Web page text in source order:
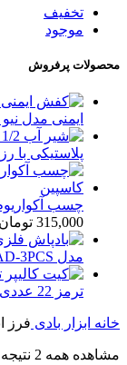
تخفیف
موجود
محصولات پرفروش
ایمنی مدل نیو
پلاستیکی با
چسب
315,000 تومان
مدل EAD-3PCS برند اکو EKO
ترمز 22 عددی مارادو MARADO
خانه ابزار بادی فرز
مشاهده همه 2 نتیجه